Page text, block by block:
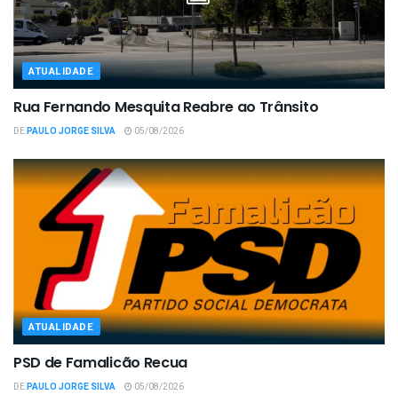
ATUALIDADE
Rua Fernando Mesquita Reabre ao Trânsito
DEPAULO JORGE SILVA 05/08/2026
ATUALIDADE
PSD de Famalicão Recua
DEPAULO JORGE SILVA 05/08/2026